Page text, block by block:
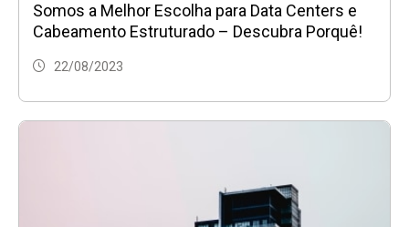
Somos a Melhor Escolha para Data Centers e
Cabeamento Estruturado – Descubra Porquê!
22/08/2023